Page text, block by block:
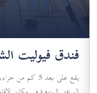
فندق فيوليت الششة